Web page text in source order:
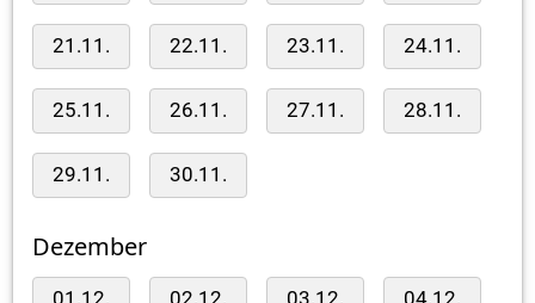
21.11. 22.11. 23.11. 24.11.
25.11. 26.11. 27.11. 28.11.
29.11. 30.11.
Dezember